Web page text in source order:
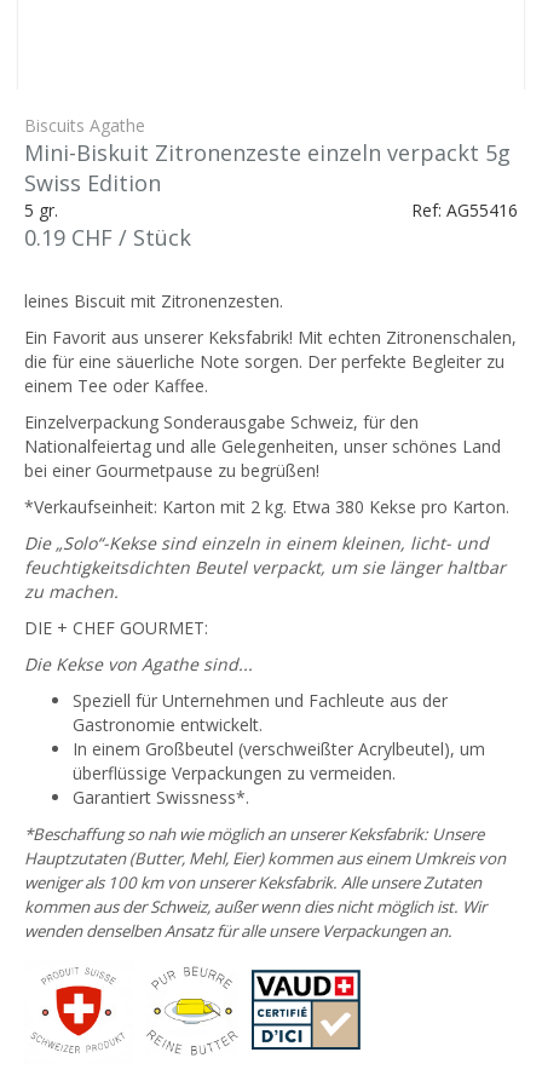
Biscuits Agathe
Mini-Biskuit Zitronenzeste einzeln verpackt 5g
Swiss Edition
5 gr. Ref: AG55416
0.19 CHF / Stück
leines Biscuit mit Zitronenzesten.
Ein Favorit aus unserer Keksfabrik! Mit echten Zitronenschalen,
die für eine säuerliche Note sorgen. Der perfekte Begleiter zu
einem Tee oder Kaffee.
Einzelverpackung Sonderausgabe Schweiz, für den
Nationalfeiertag und alle Gelegenheiten, unser schönes Land
bei einer Gourmetpause zu begrüßen!
*Verkaufseinheit: Karton mit 2 kg. Etwa 380 Kekse pro Karton.
Die „Solo“-Kekse sind einzeln in einem kleinen, licht- und
feuchtigkeitsdichten Beutel verpackt, um sie länger haltbar
zu machen.
DIE + CHEF GOURMET:
Die Kekse von Agathe sind...
Speziell für Unternehmen und Fachleute aus der
Gastronomie entwickelt.
In einem Großbeutel (verschweißter Acrylbeutel), um
überflüssige Verpackungen zu vermeiden.
Garantiert Swissness*.
*Beschaffung so nah wie möglich an unserer Keksfabrik: Unsere
Hauptzutaten (Butter, Mehl, Eier) kommen aus einem Umkreis von
weniger als 100 km von unserer Keksfabrik. Alle unsere Zutaten
kommen aus der Schweiz, außer wenn dies nicht möglich ist. Wir
wenden denselben Ansatz für alle unsere Verpackungen an.